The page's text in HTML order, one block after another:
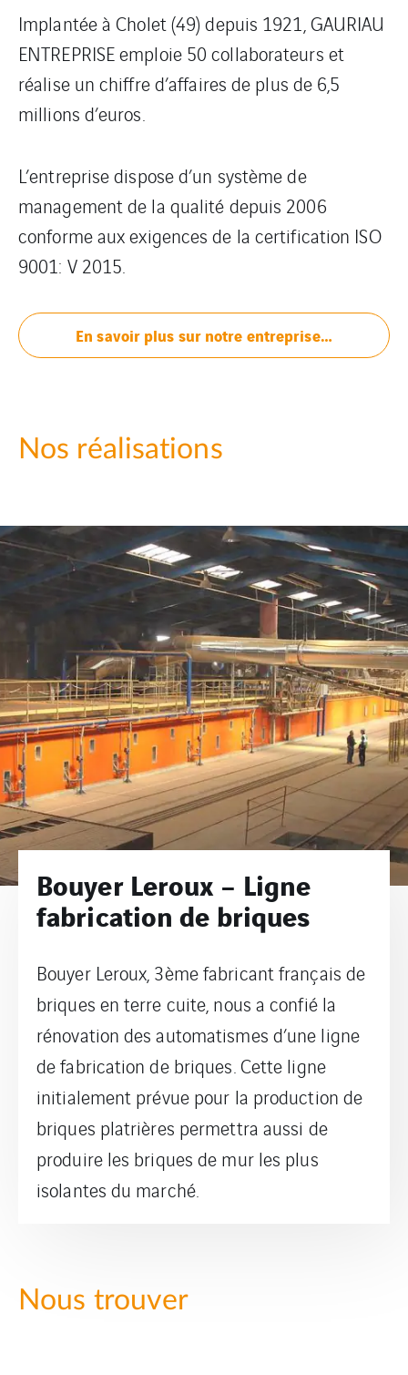
Implantée à Cholet (49) depuis 1921, GAURIAU
ENTREPRISE emploie 50 collaborateurs et
réalise un chiffre d’affaires de plus de 6,5
millions d’euros.
L’entreprise dispose d’un système de
management de la qualité depuis 2006
conforme aux exigences de la certification ISO
9001: V 2015.
En savoir plus sur notre entreprise…
Nos réalisations
Bouyer Leroux – Ligne
fabrication de briques
Bouyer Leroux, 3ème fabricant français de
briques en terre cuite, nous a confié la
rénovation des automatismes d’une ligne
de fabrication de briques. Cette ligne
initialement prévue pour la production de
briques platrières permettra aussi de
produire les briques de mur les plus
isolantes du marché.
Nous trouver